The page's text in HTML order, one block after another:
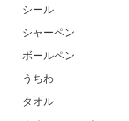
シール
シャーペン
ボールペン
うちわ
タオル